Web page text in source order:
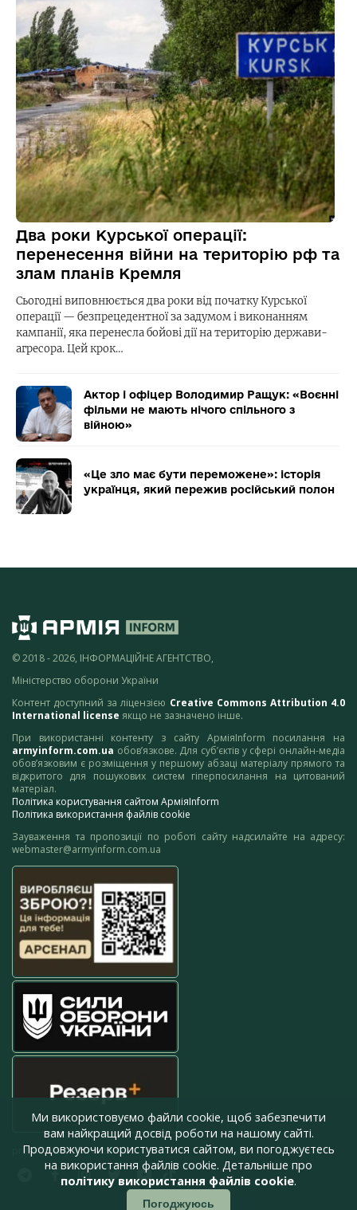
Два роки Курської операції:
перенесення війни на територію рф та
злам планів Кремля
Сьогодні виповнюється два роки від початку Курської
операції — безпрецедентної за задумом і виконанням
кампанії, яка перенесла бойові дії на територію держави-
агресора. Цей крок…
Актор і офіцер Володимир Ращук: «Воєнні
фільми не мають нічого спільного з
війною»
«Це зло має бути переможене»: історія
українця, який пережив російський полон
© 2018 - 2026, ІНФОРМАЦІЙНЕ АГЕНТСТВО,
Міністерство оборони України
Контент доступний за ліцензією Creative Commons Attribution 4.0
International license якщо не зазначено інше.
При використанні контенту з сайту АрміяInform посилання на
armyinform.com.ua обов’язкове. Для суб’єктів у сфері онлайн-медіа
обов’язковим є розміщення у першому абзаці матеріалу прямого та
відкритого для пошукових систем гіперпосилання на цитований
матеріал.
Політика користування сайтом АрміяInform
Політика використання файлів cookie
Зауваження та пропозиції по роботі сайту надсилайте на адресу:
webmaster@armyinform.com.ua
press@armyinform.com.ua
Ми використовуємо файли cookie, щоб забезпечити
вам найкращий досвід роботи на нашому сайті.
Продовжуючи користуватися сайтом, ви погоджуєтесь
на використання файлів cookie. Детальніше про
політику використання файлів cookie.
Погоджуюсь